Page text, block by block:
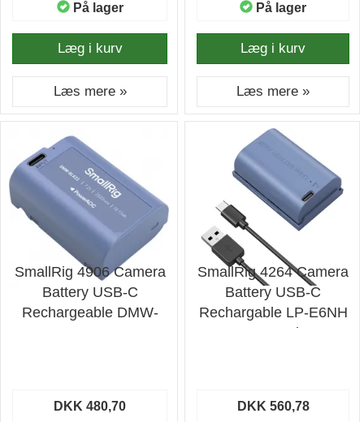
På lager
Læg i kurv
Læs mere »
På lager
Læg i kurv
Læs mere »
SmallRig 4906 Camera
Battery USB-C
Rechargeable DMW-
DKK 480,70
SmallRig 4264 Camera
Battery USB-C
Rechargable LP-E6NH
- Batteri
DKK 560,78